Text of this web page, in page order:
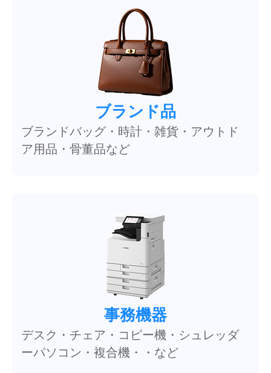
ブランド品
ブランドバッグ・時計・雑貨・アウトド
ア用品・骨董品など
事務機器
デスク・チェア・コピー機・シュレッダ
ーパソコン・複合機・・など